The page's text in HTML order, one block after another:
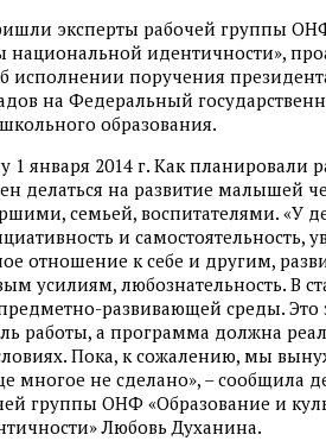
эксперты рабочей группы
национальной идентичности»,
исполнении поручения
на Федеральный
образования.
1 января 2014 г. Как планировали
делаться на развитие малышей
семьей, воспитателями. «У
и самостоятельность,
отношение к себе и другим,
усилиям, любознательность. В
развивающей среды. Это
работы, а программа должна
Пока, к сожалению, мы
многое не сделано», – сообщила
группы ОНФ «Образование и
Любовь Духанина.